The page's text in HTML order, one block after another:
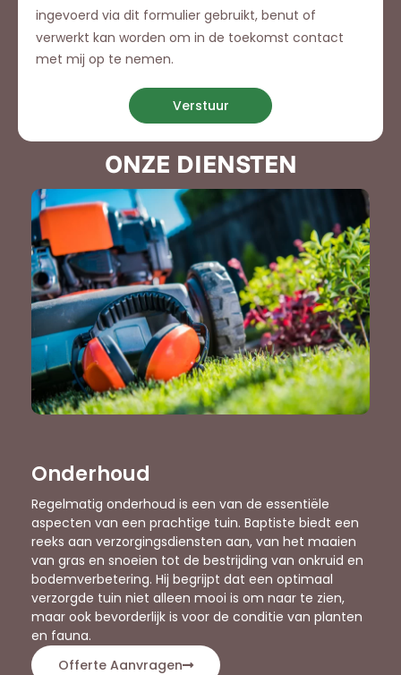
ingevoerd via dit formulier gebruikt, benut of
verwerkt kan worden om in de toekomst contact
met mij op te nemen.
Verstuur
ONZE DIENSTEN
Onderhoud
Regelmatig onderhoud is een van de essentiële
aspecten van een prachtige tuin. Baptiste biedt een
reeks aan verzorgingsdiensten aan, van het maaien
van gras en snoeien tot de bestrijding van onkruid en
bodemverbetering. Hij begrijpt dat een optimaal
verzorgde tuin niet alleen mooi is om naar te zien,
maar ook bevorderlijk is voor de conditie van planten
en fauna.
Offerte Aanvragen